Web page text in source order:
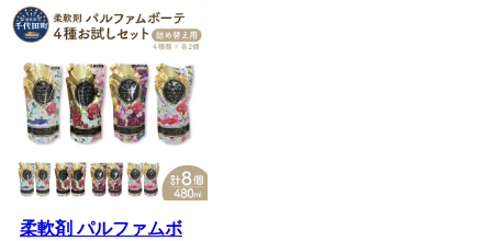
柔軟剤 パルファムボ